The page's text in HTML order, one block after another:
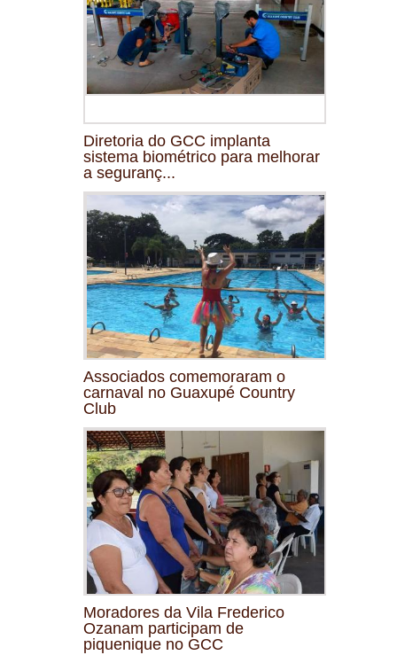
Diretoria do GCC implanta
sistema biométrico para melhorar
a seguranç...
Associados comemoraram o
carnaval no Guaxupé Country
Club
Moradores da Vila Frederico
Ozanam participam de
piquenique no GCC